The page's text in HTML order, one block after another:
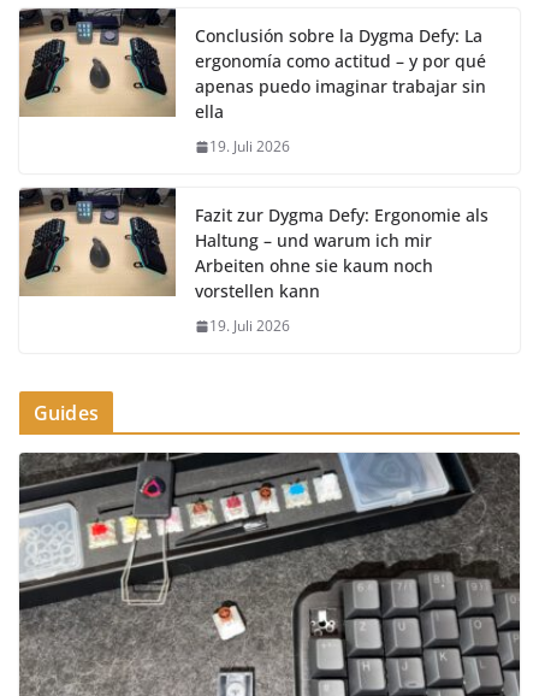
Conclusión sobre la Dygma Defy: La
ergonomía como actitud – y por qué
apenas puedo imaginar trabajar sin
ella
19. Juli 2026
Fazit zur Dygma Defy: Ergonomie als
Haltung – und warum ich mir
Arbeiten ohne sie kaum noch
vorstellen kann
19. Juli 2026
Guides